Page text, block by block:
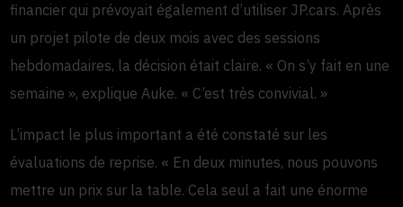
financier qui prévoyait également d’utiliser JP.cars. Après
un projet pilote de deux mois avec des sessions
hebdomadaires, la décision était claire. « On s’y fait en une
semaine », explique Auke. « C’est très convivial. »
L’impact le plus important a été constaté sur les
évaluations de reprise. « En deux minutes, nous pouvons
mettre un prix sur la table. Cela seul a fait une énorme